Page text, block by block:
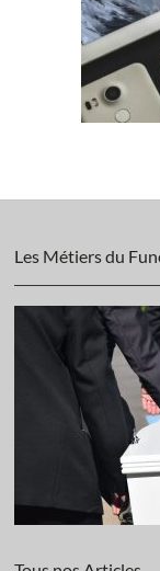
Les Métiers du